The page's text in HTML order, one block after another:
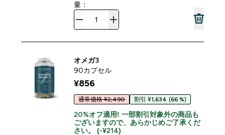
量：
オメガ3
90カプセル
¥856‎
通常価格 ¥2,490 割引 ¥1,634 (66 %)
20%オフ適用! 一部割引対象外の商品も
ございますので、あらかじめご了承くだ
さい。 (-¥214)